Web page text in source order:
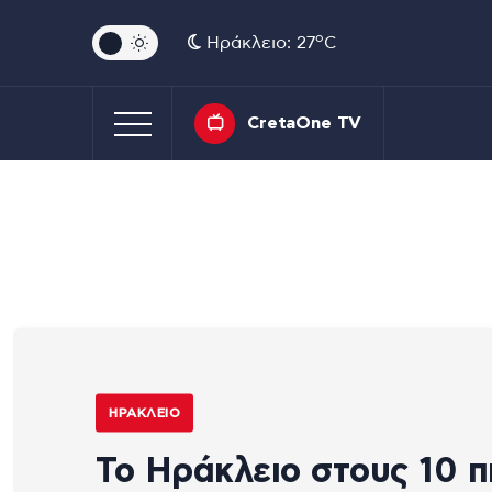
Ηράκλειο: 27oC
CretaOne TV
ΗΡΆΚΛΕΙΟ
Το Ηράκλειο στους 10